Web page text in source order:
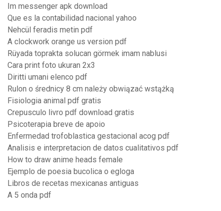
Im messenger apk download
Que es la contabilidad nacional yahoo
Nehcül feradis metin pdf
A clockwork orange us version pdf
Rüyada toprakta solucan görmek imam nablusi
Cara print foto ukuran 2x3
Diritti umani elenco pdf
Rulon o średnicy 8 cm należy obwiązać wstążką
Fisiologia animal pdf gratis
Crepusculo livro pdf download gratis
Psicoterapia breve de apoio
Enfermedad trofoblastica gestacional acog pdf
Analisis e interpretacion de datos cualitativos pdf
How to draw anime heads female
Ejemplo de poesia bucolica o egloga
Libros de recetas mexicanas antiguas
A 5 onda pdf